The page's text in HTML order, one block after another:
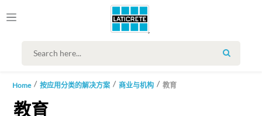
SEARCH
Home 按应用分类的解决方案 商业与机构 教育
教育